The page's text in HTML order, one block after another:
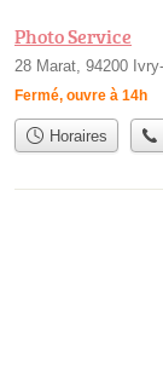
Photo Service
28 Marat, 94200
Fermé, ouvre à 14h
Horaires